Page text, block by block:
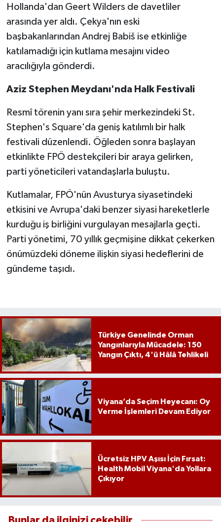
Hollanda'dan Geert Wilders de davetliler
arasında yer aldı. Çekya'nın eski
başbakanlarından Andrej Babiš ise etkinliğe
katılamadığı için kutlama mesajını video
aracılığıyla gönderdi.
Aziz Stephen Meydanı'nda Halk Festivali
Resmî törenin yanı sıra şehir merkezindeki St.
Stephen's Square'da geniş katılımlı bir halk
festivali düzenlendi. Öğleden sonra başlayan
etkinlikte FPÖ destekçileri bir araya gelirken,
parti yöneticileri vatandaşlarla buluştu.
Kutlamalar, FPÖ'nün Avusturya siyasetindeki
etkisini ve Avrupa'daki benzer siyasi hareketlerle
kurduğu iş birliğini vurgulayan mesajlarla geçti.
Parti yönetimi, 70 yıllık geçmişine dikkat çekerken
önümüzdeki döneme ilişkin siyasi hedeflerini de
gündeme taşıdı.
Türkiye Genelinde Orman
Yangınlarıyla Mücadele: 150
Yangın Çıktı, 4'ü Hâlâ Tehlikeli
Viyana’da Seçim Heyecanı: Oy
Verme İşlemleri Devam Ediyor
Ücretsiz HPV Aşısı İçin Fırsat:
Health Mobil Viyana'da Yollara
Çıkıyor